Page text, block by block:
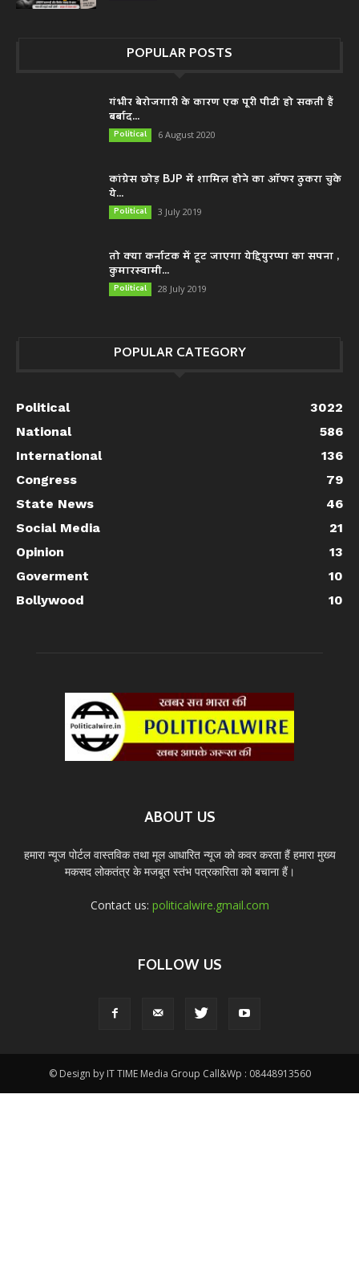
POPULAR POSTS
गंभीर बेरोजगारी के कारण एक पूरी पीढी हो सकती हैं
बर्बाद...
Political 6 August 2020
कांग्रेस छोड़ BJP में शामिल होने का ऑफर ठुकरा चुके
ये...
Political 3 July 2019
तो क्या कर्नाटक में टूट जाएगा येद्दियुरप्पा का सपना ,
कुमारस्वामी...
Political 28 July 2019
POPULAR CATEGORY
Political
3022
National
586
International
136
Congress
79
State News
46
Social Media
21
Opinion
13
Goverment
10
Bollywood
10
ABOUT US
हमारा न्यूज पोर्टल वास्तविक तथा मूल आधारित न्यूज को कवर करता हैं हमारा मुख्य
मकसद लोकतंत्र के मजबूत स्तंभ पत्रकारिता को बचाना हैं।
Contact us: politicalwire.gmail.com
FOLLOW US
© Design by IT TIME Media Group Call&Wp : 08448913560